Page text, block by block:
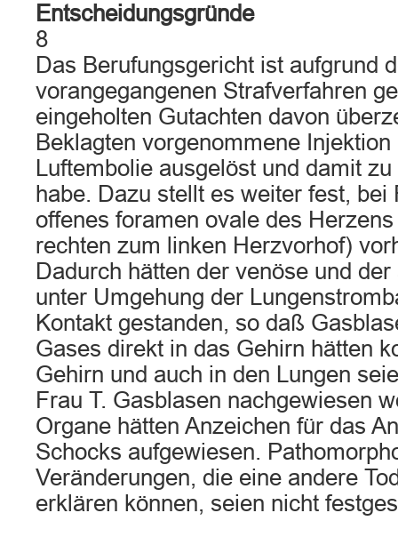
Entscheidungsgründe
8
Das Berufungsgericht ist aufgrund
vorangegangenen Strafverfahren
eingeholten Gutachten davon
Beklagten vorgenommene
Luftembolie ausgelöst und damit
habe. Dazu stellt es weiter fest, bei
offenes foramen ovale des
rechten zum linken Herzvorhof)
Dadurch hätten der venöse und
unter Umgehung der
Kontakt gestanden, so daß
Gases direkt in das Gehirn hätten
Gehirn und auch in den Lungen
Frau T. Gasblasen nachgewiesen
Organe hätten Anzeichen für das
Schocks aufgewiesen.
Veränderungen, die eine andere
erklären können, seien nicht